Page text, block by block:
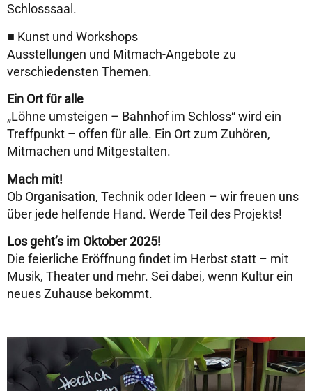
Schlosssaal.
■ Kunst und Workshops
Ausstellungen und Mitmach-Angebote zu
verschiedensten Themen.
Ein Ort für alle
„Löhne umsteigen – Bahnhof im Schloss“ wird ein
Treffpunkt – offen für alle. Ein Ort zum Zuhören,
Mitmachen und Mitgestalten.
Mach mit!
Ob Organisation, Technik oder Ideen – wir freuen uns
über jede helfende Hand. Werde Teil des Projekts!
Los geht’s im Oktober 2025!
Die feierliche Eröffnung findet im Herbst statt – mit
Musik, Theater und mehr. Sei dabei, wenn Kultur ein
neues Zuhause bekommt.